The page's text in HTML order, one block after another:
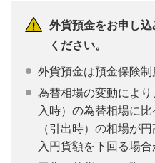
外貨預金をお申し
ください。
外貨預金は預金保険制
為替相場の変動によ
入時）の為替相場に
（引出時）の相場が
入円貨額を下回る場合